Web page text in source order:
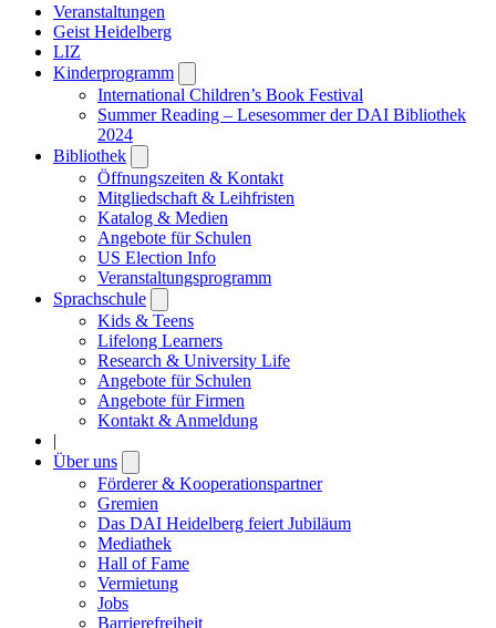
Veranstaltungen
Geist Heidelberg
LIZ
Kinderprogramm
submenu
International Children’s Book Festival
Summer Reading – Lesesommer der DAI Bibliothek
2024
Bibliothek
submenu
Öffnungszeiten & Kontakt
Mitgliedschaft & Leihfristen
Katalog & Medien
Angebote für Schulen
US Election Info
Veranstaltungsprogramm
Sprachschule
submenu
Kids & Teens
Lifelong Learners
Research & University Life
Angebote für Schulen
Angebote für Firmen
Kontakt & Anmeldung
|
Über uns
submenu
Förderer & Kooperationspartner
Gremien
Das DAI Heidelberg feiert Jubiläum
Mediathek
Hall of Fame
Vermietung
Jobs
Barrierefreiheit